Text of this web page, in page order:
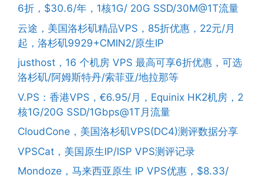
6折，$30.6/年，1核1G/ 20G SSD/30M@1T流量
云途，美国洛杉矶精品VPS，85折优惠，22元/月
起，洛杉矶9929+CMIN2/原生IP
justhost，16 个机房 VPS 最高可享6折优惠，可选
洛杉矶/阿姆斯特丹/索菲亚/地拉那等
V.PS：香港VPS，€6.95/月，Equinix HK2机房，2
核1G/20G SSD/1Gbps@1T月流量
CloudCone，美国洛杉矶VPS(DC4)测评数据分享
VPSCat，美国原生IP/ISP VPS测评记录
Mondoze，马来西亚原生 IP VPS优惠，$8.33/